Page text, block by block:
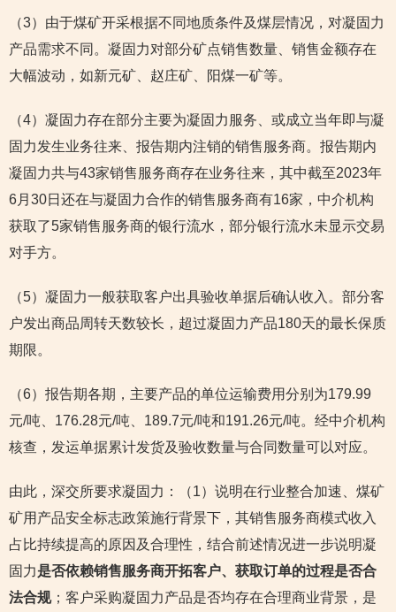
（3）由于煤矿开采根据不同地质条件及煤层情况，对凝固力
产品需求不同。凝固力对部分矿点销售数量、销售金额存在
大幅波动，如新元矿、赵庄矿、阳煤一矿等。
（4）凝固力存在部分主要为凝固力服务、或成立当年即与凝
固力发生业务往来、报告期内注销的销售服务商。报告期内
凝固力共与43家销售服务商存在业务往来，其中截至2023年
6月30日还在与凝固力合作的销售服务商有16家，中介机构
获取了5家销售服务商的银行流水，部分银行流水未显示交易
对手方。
（5）凝固力一般获取客户出具验收单据后确认收入。部分客
户发出商品周转天数较长，超过凝固力产品180天的最长保质
期限。
（6）报告期各期，主要产品的单位运输费用分别为179.99
元/吨、176.28元/吨、189.7元/吨和191.26元/吨。经中介机构
核查，发运单据累计发货及验收数量与合同数量可以对应。
由此，深交所要求凝固力：（1）说明在行业整合加速、煤矿
矿用产品安全标志政策施行背景下，其销售服务商模式收入
占比持续提高的原因及合理性，结合前述情况进一步说明凝
固力是否依赖销售服务商开拓客户、获取订单的过程是否合
法合规；客户采购凝固力产品是否均存在合理商业背景，是